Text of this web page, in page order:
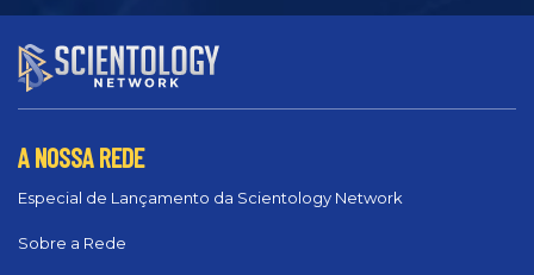
A NOSSA REDE
Especial de Lançamento da Scientology Network
Sobre a Rede